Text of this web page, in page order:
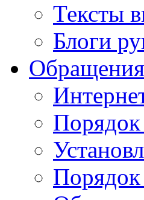
Тексты
Блоги
Обращения